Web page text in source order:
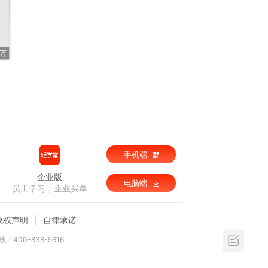
企业版
员工学习，企业买单
手机端
电脑端
权声明 自律承诺
：400-838-5616